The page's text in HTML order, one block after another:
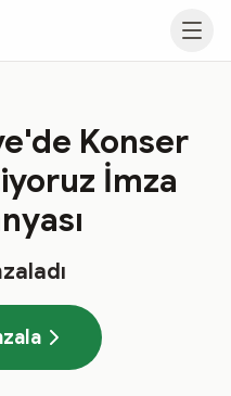
Konser
İmza